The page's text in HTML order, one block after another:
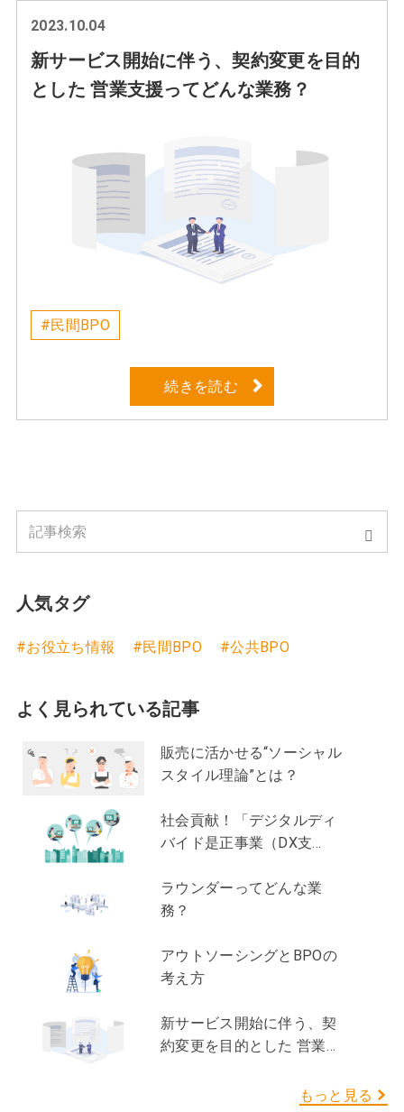
2023.10.04
新サービス開始に伴う、契約変更を目的
とした 営業支援ってどんな業務？
#民間BPO
続きを読む
人気タグ
#お役立ち情報 #民間BPO #公共BPO
よく見られている記事
販売に活かせる“ソーシャル
スタイル理論”とは？
社会貢献！「デジタルディ
バイド是正事業（DX支
ラウンダーってどんな業
務？
アウトソーシングとBPOの
考え方
新サービス開始に伴う、契
約変更を目的とした 営業支
もっと見る